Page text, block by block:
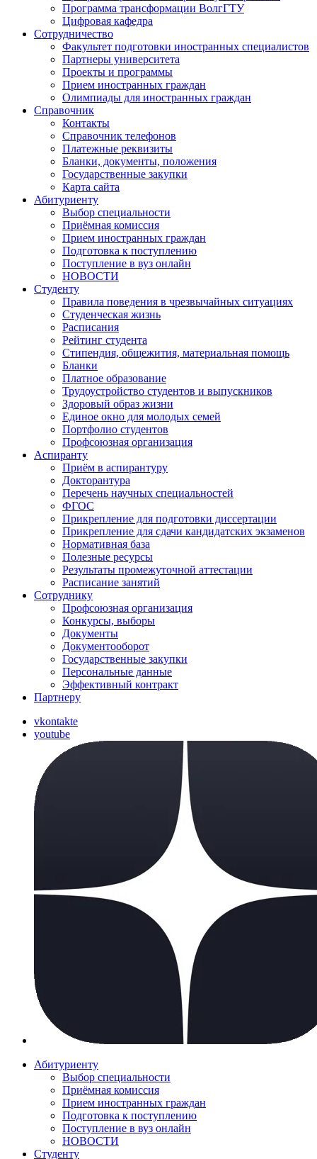
Программа трансформации ВолгГТУ
Цифровая кафедра
Сотрудничество
Факультет подготовки иностранных специалистов
Партнеры университета
Проекты и программы
Прием иностранных граждан
Олимпиады для иностранных граждан
Справочник
Контакты
Справочник телефонов
Платежные реквизиты
Бланки, документы, положения
Государственные закупки
Карта сайта
Абитуриенту
Выбор специальности
Приёмная комиссия
Прием иностранных граждан
Подготовка к поступлению
Поступление в вуз онлайн
НОВОСТИ
Студенту
Правила поведения в чрезвычайных ситуациях
Студенческая жизнь
Расписания
Рейтинг студента
Стипендия, общежития, материальная помощь
Бланки
Платное образование
Трудоустройство студентов и выпускников
Здоровый образ жизни
Единое окно для молодых семей
Портфолио студентов
Профсоюзная организация
Аспиранту
Приём в аспирантуру
Докторантура
Перечень научных специальностей
ФГОС
Прикрепление для подготовки диссертации
Прикрепление для сдачи кандидатских экзаменов
Нормативная база
Полезные ресурсы
Результаты промежуточной аттестации
Расписание занятий
Сотруднику
Профсоюзная организация
Конкурсы, выборы
Документы
Документооборот
Государственные закупки
Персональные данные
Эффективный контракт
Партнеру
vkontakte
youtube
Абитуриенту
Выбор специальности
Приёмная комиссия
Прием иностранных граждан
Подготовка к поступлению
Поступление в вуз онлайн
НОВОСТИ
Студенту